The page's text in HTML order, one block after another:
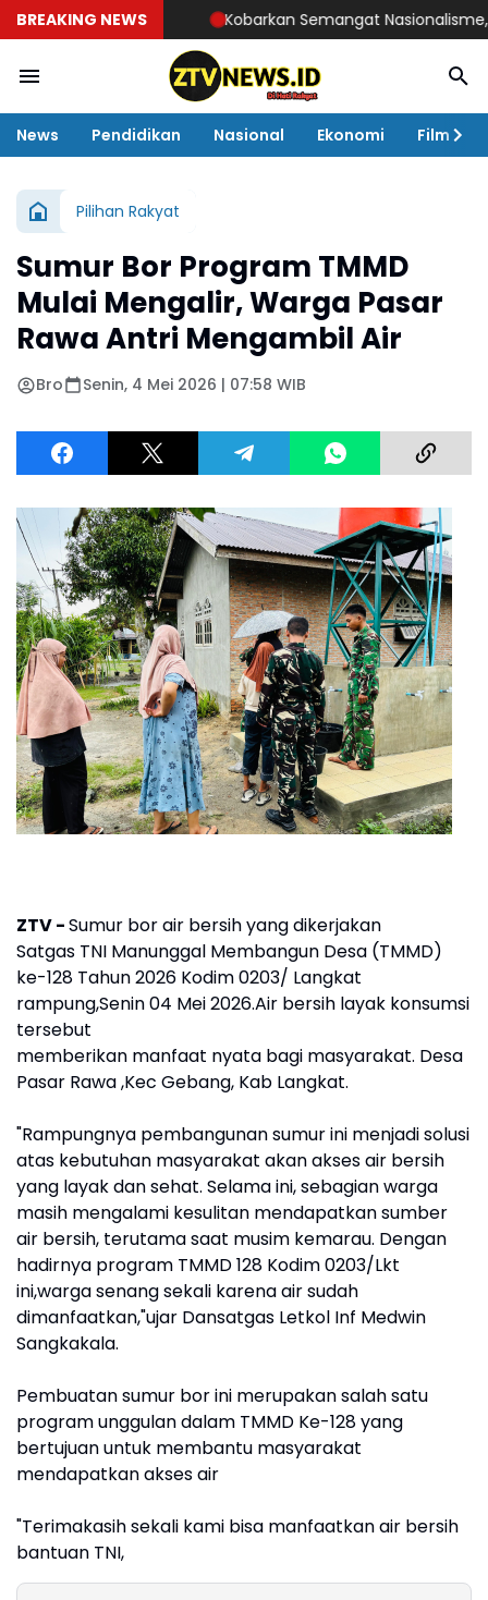
BREAKING NEWS Kobarkan Semangat Nasionalisme, AJMI
News Pendidikan Nasional Ekonomi Film
Pilihan Rakyat
Sumur Bor Program TMMD
Mulai Mengalir, Warga Pasar
Rawa Antri Mengambil Air
Bro Senin, 4 Mei 2026 | 07:58 WIB
ZTV -Sumur bor air bersih yang dikerjakan
Satgas TNI Manunggal Membangun Desa (TMMD)
ke-128 Tahun 2026 Kodim 0203/ Langkat
rampung,Senin 04 Mei 2026.Air bersih layak konsumsi
tersebut
memberikan manfaat nyata bagi masyarakat. Desa
Pasar Rawa ,Kec Gebang, Kab Langkat.
"Rampungnya pembangunan sumur ini menjadi solusi
atas kebutuhan masyarakat akan akses air bersih
yang layak dan sehat. Selama ini, sebagian warga
masih mengalami kesulitan mendapatkan sumber
air bersih, terutama saat musim kemarau. Dengan
hadirnya program TMMD 128 Kodim 0203/Lkt
ini,warga senang sekali karena air sudah
dimanfaatkan,"ujar Dansatgas Letkol Inf Medwin
Sangkakala.
Pembuatan sumur bor ini merupakan salah satu
program unggulan dalam TMMD Ke-128 yang
bertujuan untuk membantu masyarakat
mendapatkan akses air
"Terimakasih sekali kami bisa manfaatkan air bersih
bantuan TNI,